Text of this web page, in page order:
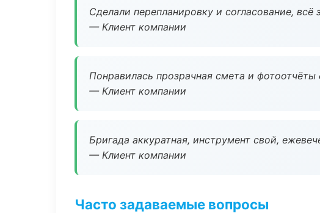
Сделали перепланировку и согласование, всё
— Клиент компании
Понравилась прозрачная смета и
— Клиент компании
Бригада аккуратная, инструмент свой,
— Клиент компании
Часто задаваемые вопросы